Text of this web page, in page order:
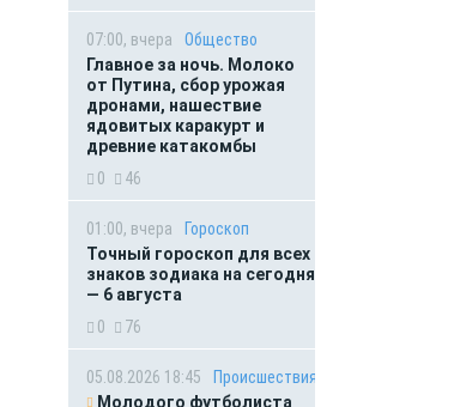
07:00, вчера
Общество
Главное за ночь. Молоко
от Путина, сбор урожая
дронами, нашествие
ядовитых каракурт и
древние катакомбы
0
46
01:00, вчера
Гороскоп
Точный гороскоп для всех
знаков зодиака на сегодня
— 6 августа
0
76
05.08.2026 18:45
Происшествия
Молодого футболиста